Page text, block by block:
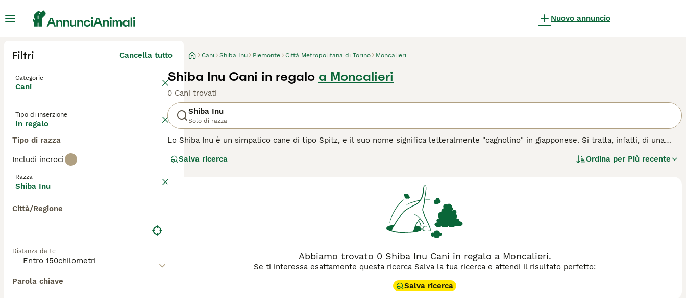
Nuovo annuncio
Filtri Cancella tutto
Categorie
Cani
Tipo di inserzione
In regalo
Tipo di razza
Includi incroci
Razza
Shiba Inu
Città/Regione
Distanza da te
Parola chiave
Cani Shiba Inu Piemonte Città Metropolitana di Torino Moncalieri
Shiba Inu Cani in regalo a Moncalieri
0 Cani trovati
Shiba Inu
Solo di razza
Lo Shiba Inu è un simpatico cane di tipo Spitz, e il suo nome significa letteralmente "cagnolino" in giapponese. Si tratta, infatti, di una
shiba sembrano sempre interessati a tutto ciò che accade intorno a loro, e nel corso degli anni si sono guadagnati la reputazione di
per informazioni su questa razza di cane.
Salva ricerca Ordina per Più recente
Abbiamo trovato 0 Shiba Inu Cani in regalo a Moncalieri.
Se ti interessa esattamente questa ricerca Salva la tua ricerca e attendi il risultato perfetto:
Salva ricerca